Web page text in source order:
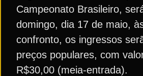
Campeonato Brasileiro,
domingo, dia 17 de maio,
confronto, os ingressos
preços populares, com
R$30,00 (meia-entrada).